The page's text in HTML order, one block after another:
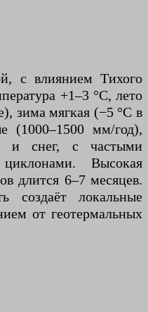
с влиянием Тихого
+1–3 °C, лето
зима мягкая (−5 °C в
(1000–1500 мм/год),
и снег, с частыми
Высокая
длится 6–7 месяцев.
создаёт локальные
от геотермальных